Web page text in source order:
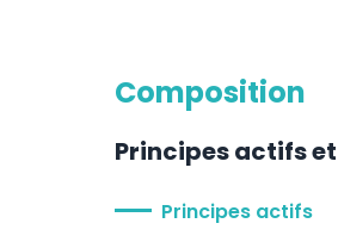
Composition
Principes actifs
Principes actifs